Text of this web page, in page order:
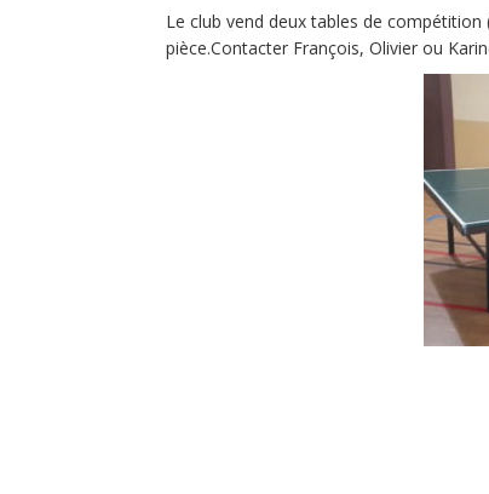
Le club vend deux tables de
pièce.Contacter François, Olivier ou